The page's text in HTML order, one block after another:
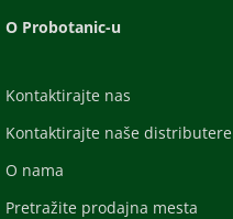
O Probotanic-u
Kontaktirajte nas
Kontaktirajte naše distributere
O nama
Pretražite prodajna mesta